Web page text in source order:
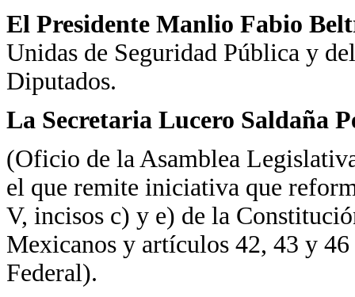
El Presidente Manlio Fabio
Unidas de Seguridad Pública y
Diputados.
La Secretaria Lucero Saldaña
(Oficio de la Asamblea
el que remite iniciativa que
V, incisos c) y e) de la
Mexicanos y artículos 42, 43 y
Federal).